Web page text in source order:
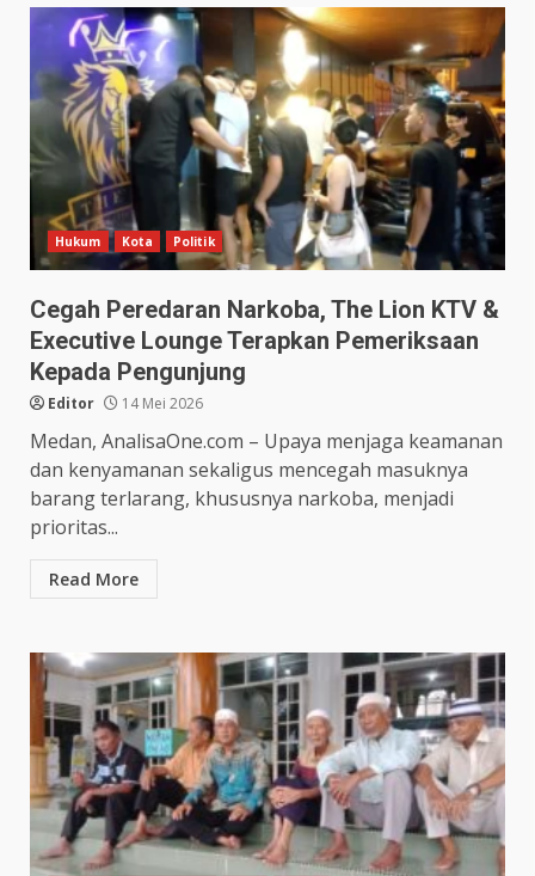
Hukum Kota Politik
Cegah Peredaran Narkoba, The Lion KTV &
Executive Lounge Terapkan Pemeriksaan
Kepada Pengunjung
Editor 14 Mei 2026
Medan, AnalisaOne.com – Upaya menjaga keamanan
dan kenyamanan sekaligus mencegah masuknya
barang terlarang, khususnya narkoba, menjadi
prioritas...
Read More